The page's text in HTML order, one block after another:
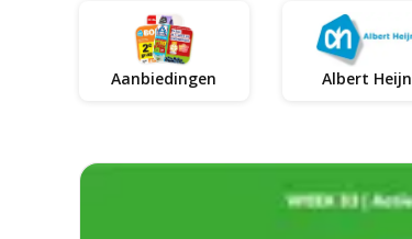
Aanbiedingen Albert Heijn